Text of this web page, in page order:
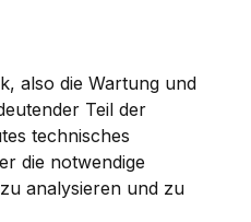
also die Wartung und
Teil der
technisches
die notwendige
analysieren und zu